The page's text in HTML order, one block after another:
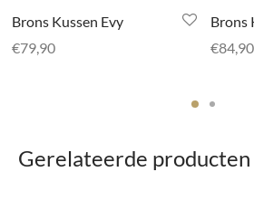
Brons Kussen Evy
€79,90
Brons
€84,90
Gerelateerde producten